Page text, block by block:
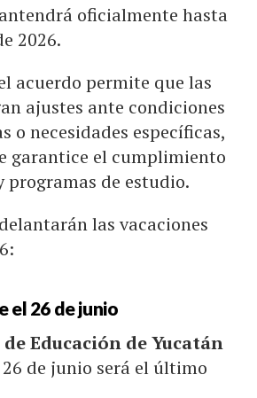
oficialmente hasta
2026.
acuerdo permite que las
ajustes ante condiciones
o necesidades específicas,
garantice el cumplimiento
programas de estudio.
las vacaciones
el 26 de junio
Educación de Yucatán
de junio será el último